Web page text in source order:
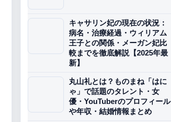
キャサリン妃の現在の状況：
病名・治療経過・ウィリアム
王子との関係・メーガン妃比
較までを徹底解説【2025年最
新】
丸山礼とは？ものまね「はに
ゃ」で話題のタレント・女
優・YouTuberのプロフィール
や年収・結婚情報まとめ